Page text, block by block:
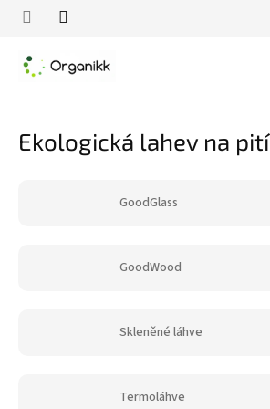
Přejít
Ekologická lahev na pití
GoodGlass
GoodWood
Skleněné láhve
Termoláhve